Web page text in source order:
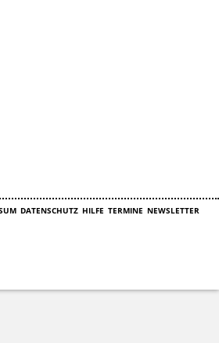
DATENSCHUTZ HILFE TERMINE NEWSLETTER